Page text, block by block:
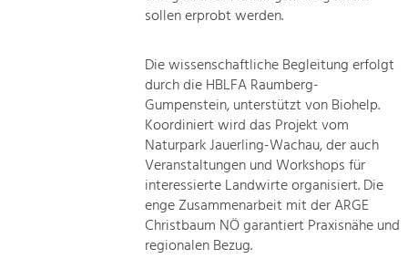
sollen erprobt werden.
Die wissenschaftliche Begleitung erfolgt
durch die HBLFA Raumberg-
Gumpenstein, unterstützt von Biohelp.
Koordiniert wird das Projekt vom
Naturpark Jauerling-Wachau, der auch
Veranstaltungen und Workshops für
interessierte Landwirte organisiert. Die
enge Zusammenarbeit mit der ARGE
Christbaum NÖ garantiert Praxisnähe und
regionalen Bezug.